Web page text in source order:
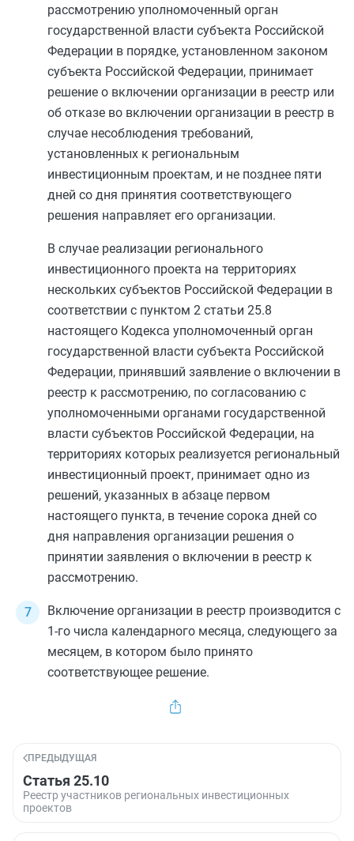
рассмотрению уполномоченный орган
государственной власти субъекта Российской
Федерации в порядке, установленном законом
субъекта Российской Федерации, принимает
решение о включении организации в реестр или
об отказе во включении организации в реестр в
случае несоблюдения требований,
установленных к региональным
инвестиционным проектам, и не позднее пяти
дней со дня принятия соответствующего
решения направляет его организации.
В случае реализации регионального
инвестиционного проекта на территориях
нескольких субъектов Российской Федерации в
соответствии с пунктом 2 статьи 25.8
настоящего Кодекса уполномоченный орган
государственной власти субъекта Российской
Федерации, принявший заявление о включении в
реестр к рассмотрению, по согласованию с
уполномоченными органами государственной
власти субъектов Российской Федерации, на
территориях которых реализуется региональный
инвестиционный проект, принимает одно из
решений, указанных в абзаце первом
настоящего пункта, в течение сорока дней со
дня направления организации решения о
принятии заявления о включении в реестр к
рассмотрению.
Включение организации в реестр производится с
1-го числа календарного месяца, следующего за
месяцем, в котором было принято
соответствующее решение.
ПРЕДЫДУЩАЯ
Статья 25.10
Реестр участников региональных инвестиционных
проектов